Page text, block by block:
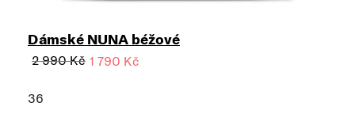
Dámské NUNA béžové
2 990 Kč 1 790 Kč
36